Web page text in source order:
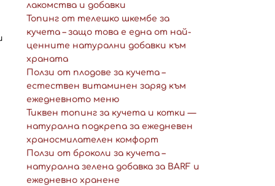
лакомства и добавки
Топинг от телешко шкембе за
кучета – защо това е една от най-
ценните натурални добавки към
храната
Ползи от плодове за кучета –
естествен витаминен заряд към
ежедневното меню
Тиквен топинг за кучета и котки —
натурална подкрепа за ежедневен
храносмилателен комфорт
Ползи от броколи за кучета –
натурална зелена добавка за BARF и
ежедневно хранене